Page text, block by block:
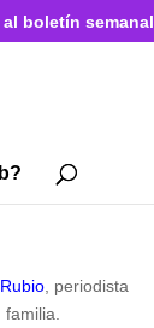
boletín semanal
, periodista